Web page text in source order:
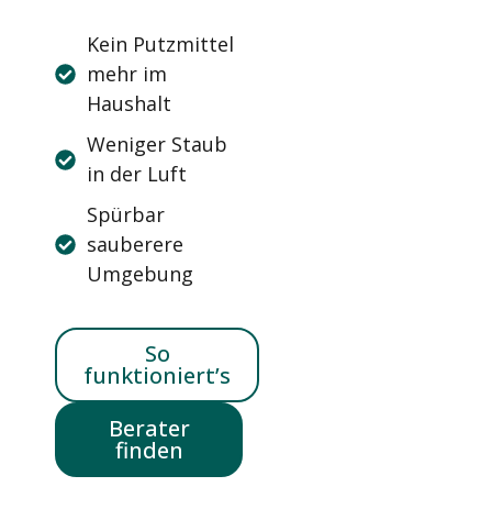
Kein Putzmittel
mehr im
Haushalt
Weniger Staub
in der Luft
Spürbar
sauberere
Umgebung
So
funktioniert’s
Berater
finden